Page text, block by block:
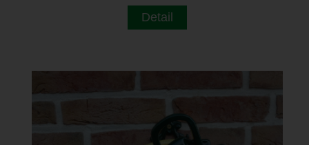
Detail